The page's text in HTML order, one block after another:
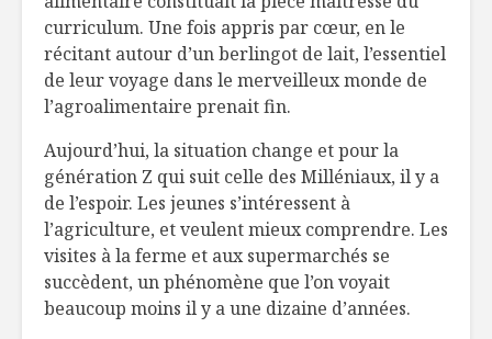
curriculum. Une fois appris par cœur, en le
récitant autour d’un berlingot de lait, l’essentiel
de leur voyage dans le merveilleux monde de
l’agroalimentaire prenait fin.
Aujourd’hui, la situation change et pour la
génération Z qui suit celle des Milléniaux, il y a
de l’espoir. Les jeunes s’intéressent à
l’agriculture, et veulent mieux comprendre. Les
visites à la ferme et aux supermarchés se
succèdent, un phénomène que l’on voyait
beaucoup moins il y a une dizaine d’années.